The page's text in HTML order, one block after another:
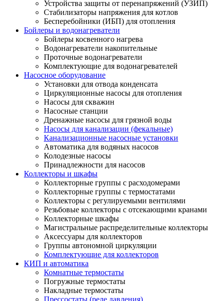
Устройства защиты от перенапряжений (УЗИП)
Стабилизаторы напряжения для котлов
Бесперебойники (ИБП) для отопления
Бойлеры и водонагреватели
Бойлеры косвенного нагрева
Водонагреватели накопительные
Проточные водонагреватели
Комплектующие для водонагревателей
Насосное оборудование
Установки для отвода конденсата
Циркуляционные насосы для отопления
Насосы для скважин
Насосные станции
Дренажные насосы для грязной воды
Насосы для канализации (фекальные)
Канализационные насосные установки
Автоматика для водяных насосов
Колодезные насосы
Принадлежности для насосов
Коллекторы и шкафы
Коллекторные группы с расходомерами
Коллекторные группы с термостатами
Коллекторы с регулируемыми вентилями
Резьбовые коллекторы с отсекающими кранами
Коллекторные шкафы
Магистральные распределительные коллекторы
Аксессуары для коллекторов
Группы автономной циркуляции
Комплектующие для коллекторов
КИП и автоматика
Комнатные термостаты
Погружные термостаты
Накладные термостаты
Прессостаты (реле давления)